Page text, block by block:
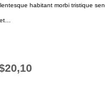
habitant morbi tristique
20,10